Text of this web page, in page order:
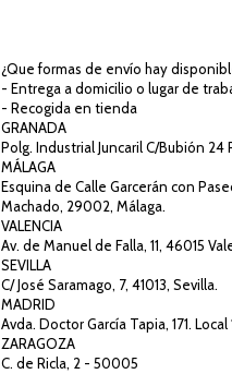
¿Que formas de envío hay
- Entrega a domicilio o lugar de
- Recogida en tienda
GRANADA
Polg. Industrial Juncaril C/Bubión 24
MÁLAGA
Esquina de Calle Garcerán con
Machado, 29002, Málaga.
VALENCIA
Av. de Manuel de Falla, 11, 46015
SEVILLA
C/ José Saramago, 7, 41013, Sevilla.
MADRID
Avda. Doctor García Tapia, 171.
ZARAGOZA
C. de Ricla, 2 - 50005